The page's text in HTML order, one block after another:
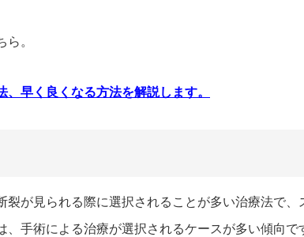
。
早く良くなる方法を解説します。
が見られる際に選択されることが多い治療法で、
手術による治療が選択されるケースが多い傾向で